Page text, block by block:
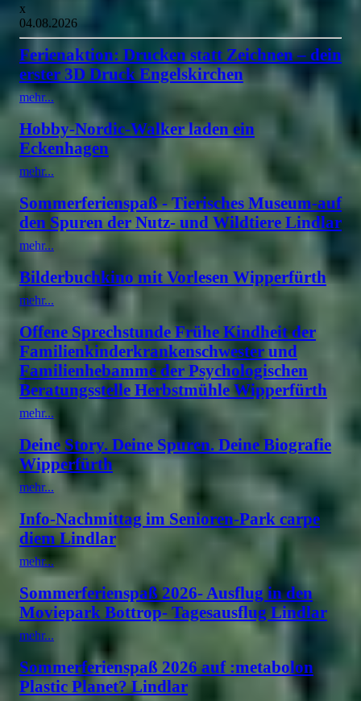
x
04.08.2026
Ferienaktion: Drucken statt Zeichnen – dein
erster 3D Druck Engelskirchen
mehr...
Hobby-Nordic-Walker laden ein
Eckenhagen
mehr...
Sommerferienspaß - Tierisches Museum-auf
den Spuren der Nutz- und Wildtiere Lindlar
mehr...
Bilderbuchkino mit Vorlesen Wipperfürth
mehr...
Offene Sprechstunde Frühe Kindheit der
Familienkinderkrankenschwester und
Familienhebamme der Psychologischen
Beratungsstelle Herbstmühle Wipperfürth
mehr...
Deine Story. Deine Spuren. Deine Biografie
Wipperfürth
mehr...
Info-Nachmittag im Senioren-Park carpe
diem Lindlar
mehr...
Sommerferienspaß 2026- Ausflug in den
Moviepark Bottrop- Tagesausflug Lindlar
mehr...
Sommerferienspaß 2026 auf :metabolon
Plastic Planet? Lindlar